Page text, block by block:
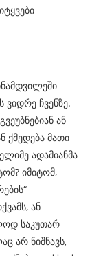
ჩვენზე.
ან
ქმედება მათი
ადამიანმა
იმიტომ,
ან
საკუთარ
არ ნიშნავს,